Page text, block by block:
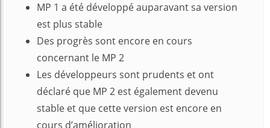
MP 1 a été développé auparavant sa version
est plus stable
Des progrès sont encore en cours
concernant le MP 2
Les développeurs sont prudents et ont
déclaré que MP 2 est également devenu
stable et que cette version est encore en
cours d’amélioration